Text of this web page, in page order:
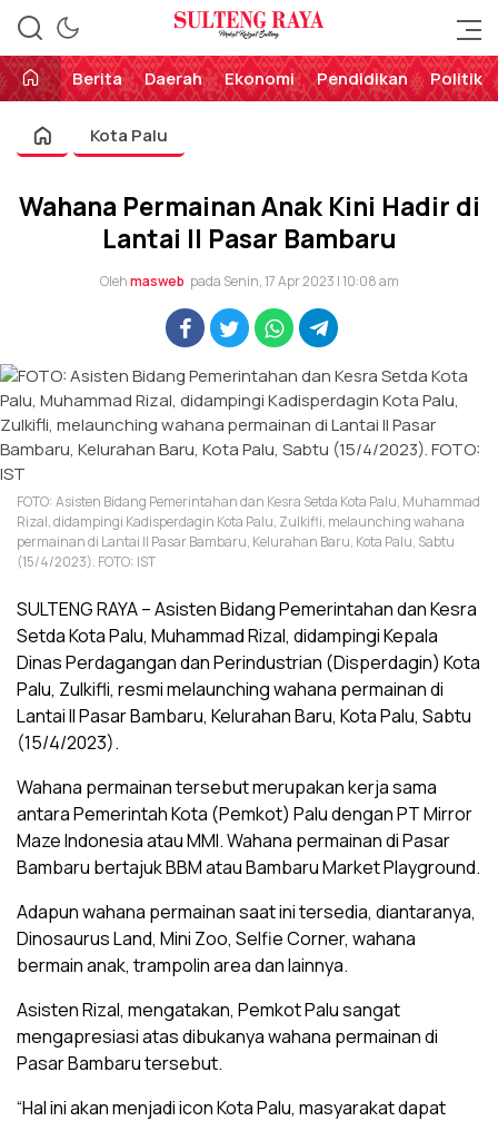
Sulteng Raya
Perekat Rakyat Sulteng
Berita
Daerah Ekonomi Pendidikan Politik
Kota Palu
Wahana Permainan Anak Kini Hadir di
Lantai II Pasar Bambaru
Olehmasweb pada Senin, 17 Apr 2023 | 10:08 am
FOTO: Asisten Bidang Pemerintahan dan Kesra Setda Kota Palu, Muhammad
Rizal, didampingi Kadisperdagin Kota Palu, Zulkifli, melaunching wahana
permainan di Lantai II Pasar Bambaru, Kelurahan Baru, Kota Palu, Sabtu
(15/4/2023). FOTO: IST
SULTENG RAYA – Asisten Bidang Pemerintahan dan Kesra
Setda Kota Palu, Muhammad Rizal, didampingi Kepala
Dinas Perdagangan dan Perindustrian (Disperdagin) Kota
Palu, Zulkifli, resmi melaunching wahana permainan di
Lantai II Pasar Bambaru, Kelurahan Baru, Kota Palu, Sabtu
(15/4/2023).
Wahana permainan tersebut merupakan kerja sama
antara Pemerintah Kota (Pemkot) Palu dengan PT Mirror
Maze Indonesia atau MMI. Wahana permainan di Pasar
Bambaru bertajuk BBM atau Bambaru Market Playground.
Adapun wahana permainan saat ini tersedia, diantaranya,
Dinosaurus Land, Mini Zoo, Selfie Corner, wahana
bermain anak, trampolin area dan lainnya.
Asisten Rizal, mengatakan, Pemkot Palu sangat
mengapresiasi atas dibukanya wahana permainan di
Pasar Bambaru tersebut.
“Hal ini akan menjadi icon Kota Palu, masyarakat dapat